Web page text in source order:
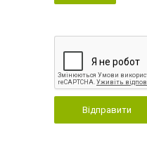
Відправити